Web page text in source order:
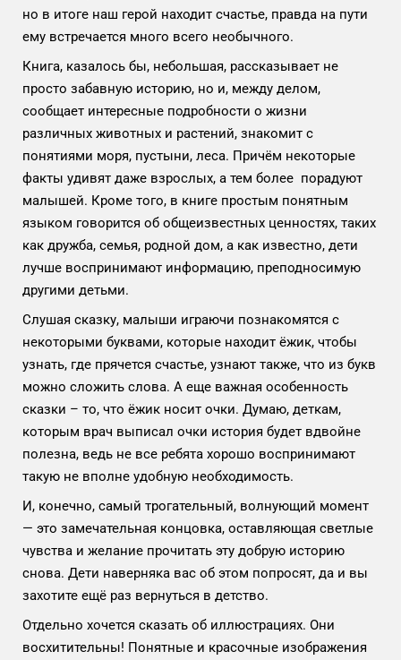
но в итоге наш герой находит счастье, правда на пути
ему встречается много всего необычного.
Книга, казалось бы, небольшая, рассказывает не
просто забавную историю, но и, между делом,
сообщает интересные подробности о жизни
различных животных и растений, знакомит с
понятиями моря, пустыни, леса. Причём некоторые
факты удивят даже взрослых, а тем более порадуют
малышей. Кроме того, в книге простым понятным
языком говорится об общеизвестных ценностях, таких
как дружба, семья, родной дом, а как известно, дети
лучше воспринимают информацию, преподносимую
другими детьми.
Слушая сказку, малыши играючи познакомятся с
некоторыми буквами, которые находит ёжик, чтобы
узнать, где прячется счастье, узнают также, что из букв
можно сложить слова. А еще важная особенность
сказки – то, что ёжик носит очки. Думаю, деткам,
которым врач выписал очки история будет вдвойне
полезна, ведь не все ребята хорошо воспринимают
такую не вполне удобную необходимость.
И, конечно, самый трогательный, волнующий момент
— это замечательная концовка, оставляющая светлые
чувства и желание прочитать эту добрую историю
снова. Дети наверняка вас об этом попросят, да и вы
захотите ещё раз вернуться в детство.
Отдельно хочется сказать об иллюстрациях. Они
восхитительны! Понятные и красочные изображения